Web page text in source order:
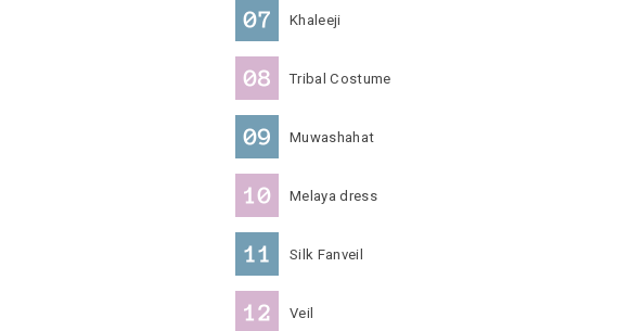
Khaleeji
Tribal Costume
Muwashahat
Melaya dress
Silk Fanveil
Veil